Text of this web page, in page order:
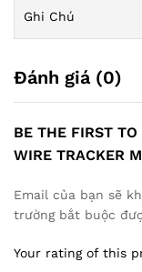
Ghi Chú
Đánh giá (0)
BE THE FIRST
WIRE TRACKER
Email của bạn sẽ
trường bắt buộc
Your rating of this